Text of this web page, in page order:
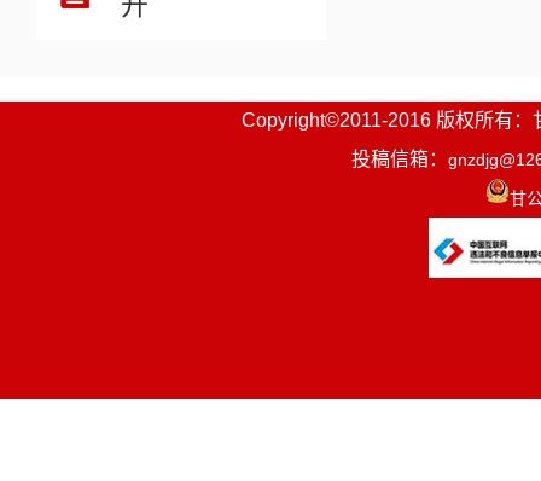
Copyright©2011-2016 版权所有：
投稿信箱：
甘